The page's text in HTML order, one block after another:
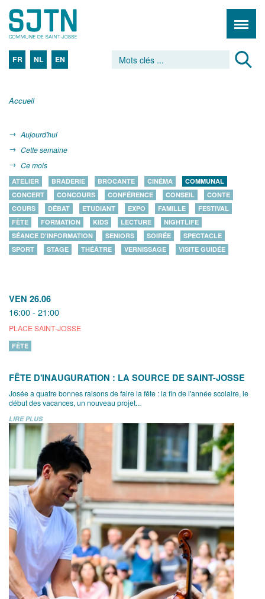
FR NL EN
Accueil
Aujourd'hui
Cette semaine
Ce mois
ATELIER BRADERIE BROCANTE CINÉMA
COMMUNAL
CONCERT
CONCOURS CONFÉRENCE CONSEIL
CONTE
COURS
DÉBAT ETUDIANT EXPO FAMILLE
FESTIVAL
FÊTE
FORMATION KIDS LECTURE
NIGHTLIFE
SÉANCE D'INFORMATION
SENIORS SOIRÉE
SPECTACLE
SPORT
STAGE THÉÂTRE VERNISSAGE VISITE GUIDÉE
VEN 26.06
16:00 - 21:00
PLACE SAINT-JOSSE
FÊTE
FÊTE D'INAUGURATION : LA SOURCE DE SAINT-JOSSE
Josée a quatre bonnes raisons de faire la fête : la fin de l'année scolaire, le
début des vacances, un nouveau projet...
LIRE PLUS